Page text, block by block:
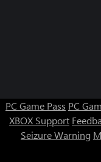
PC Game Pass PC
XBOX Support
Seizure Warning